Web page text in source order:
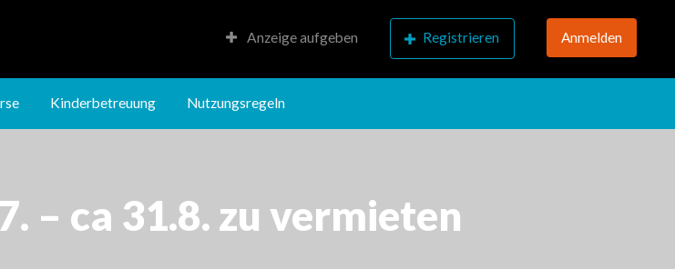
Nutzungsregeln
Anzeige aufgeben Registrieren Anmelden
Kinderbetreuung Nutzungsregeln
– ca 31.8. zu vermieten